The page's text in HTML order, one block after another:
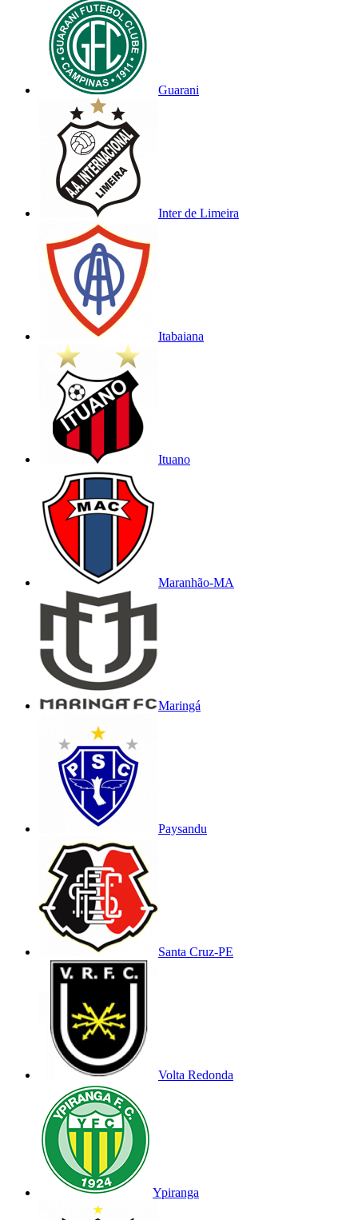
Guarani
Inter de Limeira
Itabaiana
Ituano
Maranhão-MA
Maringá
Paysandu
Santa Cruz-PE
Volta Redonda
Ypiranga